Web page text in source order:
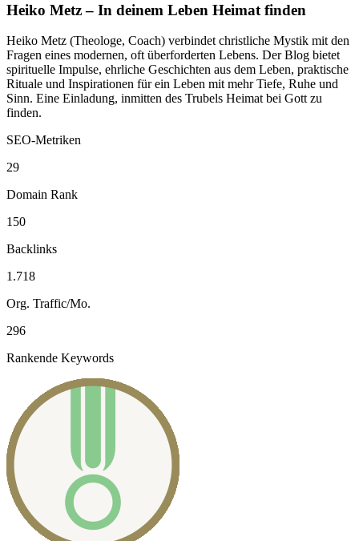
Heiko Metz – In deinem Leben Heimat finden
Heiko Metz (Theologe, Coach) verbindet christliche Mystik mit den
Fragen eines modernen, oft überforderten Lebens. Der Blog bietet
spirituelle Impulse, ehrliche Geschichten aus dem Leben, praktische
Rituale und Inspirationen für ein Leben mit mehr Tiefe, Ruhe und
Sinn. Eine Einladung, inmitten des Trubels Heimat bei Gott zu
finden.
SEO-Metriken
29
Domain Rank
150
Backlinks
1.718
Org. Traffic/Mo.
296
Rankende Keywords